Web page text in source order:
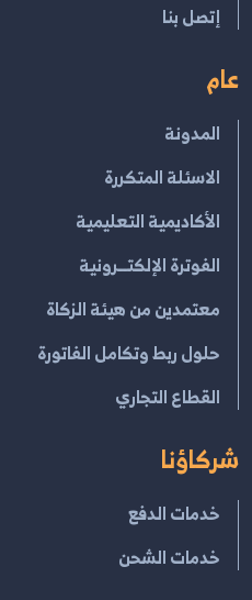
إتصل بنا
عام
المدونة
الاسئلة المتكررة
الأكاديمية التعليمية
الفوترة الإلكتــرونية
معتمدين من هيئة الزكاة
حلول ربط وتكامل الفاتورة
القطاع التجاري
شركاؤنا
خدمات الدفع
خدمات الشحن